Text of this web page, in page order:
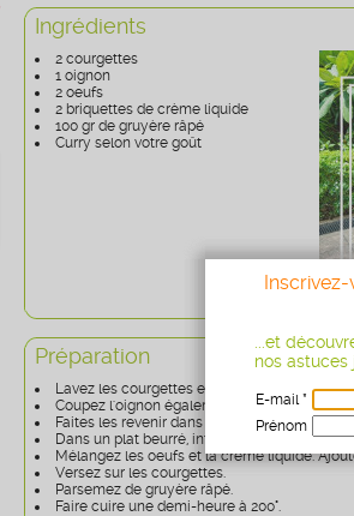
Ingrédients
2 courgettes
1 oignon
2 oeufs
2 briquettes de crème liquide
100 gr de gruyère râpé
Curry selon votre goût
Préparation
Lavez les courgettes et coupez-les en fines
Coupez l'oignon également en fines lamelles.
Faites les revenir dans une poêle avec un peu
Dans un plat beurré, intercalez les
Mélangez les oeufs et la crème liquide.
Versez sur les courgettes.
Parsemez de gruyère râpé.
Faire cuire une demi-heure à 200°.
...et
nos astuces
E-mail *
Prénom
Age